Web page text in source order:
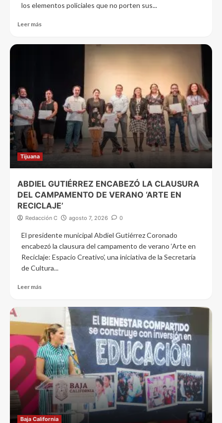
los elementos policiales que no porten sus...
Leer más
Tijuana
ABDIEL GUTIÉRREZ ENCABEZÓ LA CLAUSURA
DEL CAMPAMENTO DE VERANO ‘ARTE EN
RECICLAJE’
Redacción C agosto 7, 2026 0
El presidente municipal Abdiel Gutiérrez Coronado
encabezó la clausura del campamento de verano ‘Arte en
Reciclaje: Espacio Creativo’, una iniciativa de la Secretaría
de Cultura...
Leer más
Baja California